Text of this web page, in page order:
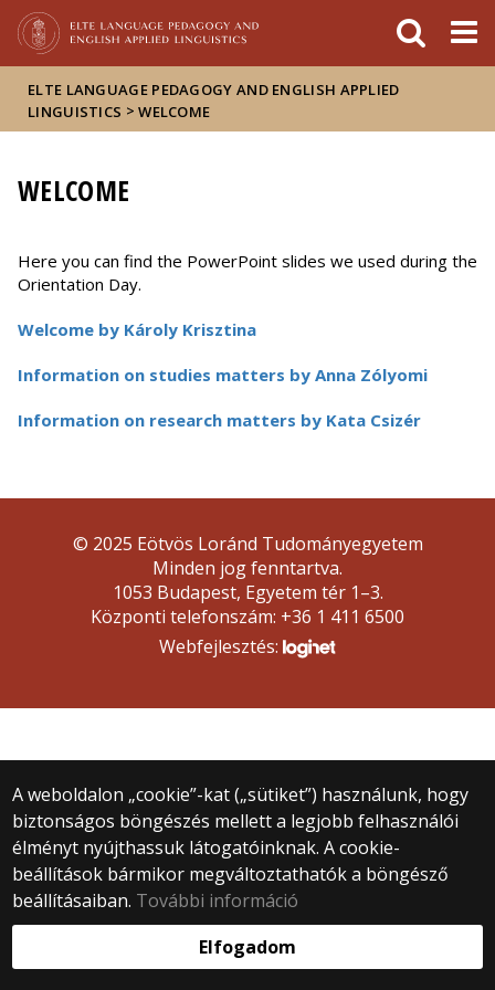
Hírek
Események
ELTE a
sajtóban
ELTE LANGUAGE PEDAGOGY AND ENGLISH APPLIED
LINGUISTICS >WELCOME
WELCOME
Here you can find the PowerPoint slides we used during the
Orientation Day.
Welcome by Károly Krisztina
Information on studies matters by Anna Zólyomi
Information on research matters by Kata Csizér
A weboldalon „cookie”-kat („sütiket”) használunk, hogy
biztonságos böngészés mellett a legjobb felhasználói
élményt nyújthassuk látogatóinknak. A cookie-
beállítások bármikor megváltoztathatók a böngésző
beállításaiban. További információ
Elfogadom
© 2025 Eötvös Loránd Tudományegyetem
Minden jog fenntartva.
1053 Budapest, Egyetem tér 1–3.
Központi telefonszám: +36 1 411 6500
Webfejlesztés: